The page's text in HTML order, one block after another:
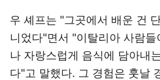
우 셰프는 "그곳에서 배운 건
니었다"면서 "이탈리아 사람
나 자랑스럽게 음식에 담아내
다"고 말했다. 그 경험은 훗날